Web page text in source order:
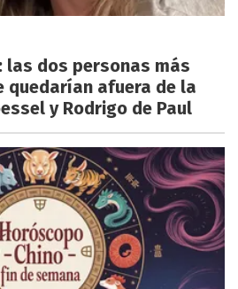
las dos personas más
quedarían afuera de la
y Rodrigo de Paul